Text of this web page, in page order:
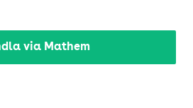
via Mathem